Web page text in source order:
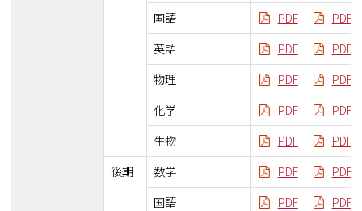
国語
PDF
PDF
英語
PDF
PDF
物理
PDF
PDF
化学
PDF
PDF
生物
PDF
PDF
後期
数学 PDF
PDF
国語
PDF
PDF